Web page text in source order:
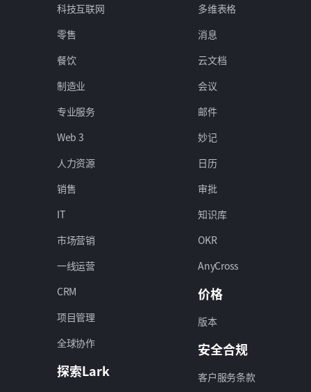
科技互联网
零售
餐饮
制造业
专业服务
Web 3
人力资源
销售
IT
市场营销
一线运营
CRM
项目管理
全球协作
探索Lark
多维表格
消息
云文档
会议
邮件
妙记
日历
审批
知识库
OKR
AnyCross
价格
版本
安全合规
客户服务条款